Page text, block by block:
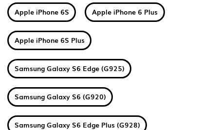
Apple iPhone 6S Apple iPhone 6 Plus
Apple iPhone 6S Plus
Samsung Galaxy S6 Edge (G925)
Samsung Galaxy S6 (G920)
Samsung Galaxy S6 Edge Plus (G928)